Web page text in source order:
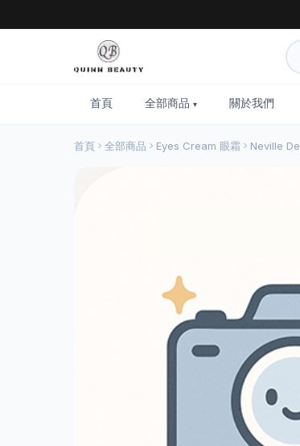
首頁 全部商品 關於我們
首頁 全部商品 Eyes Cream 眼霜 Neville